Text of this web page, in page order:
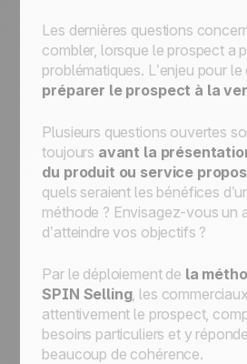
Les dernières questions
combler, lorsque le prospect a
problématiques. L’enjeu pour
préparer le prospect à la
Plusieurs questions ouvertes
toujours avant la
du produit ou service
quels seraient les bénéfices
méthode ? Envisagez-vous un
d’atteindre vos objectifs ?
Par le déploiement de la
SPIN Selling, les
attentivement le prospect,
besoins particuliers et y
beaucoup de cohérence.